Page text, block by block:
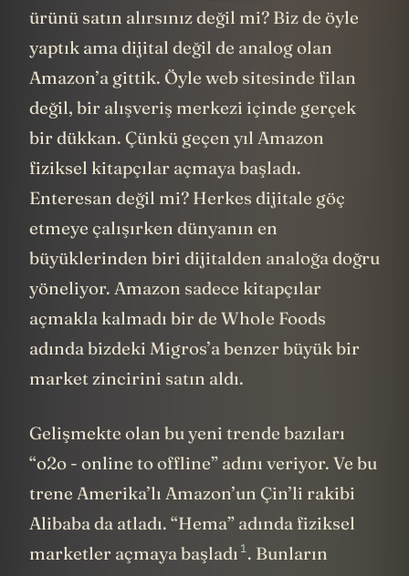
ürünü satın alırsınız değil mi? Biz de öyle
yaptık ama dijital değil de analog olan
Amazon’a gittik. Öyle web sitesinde filan
değil, bir alışveriş merkezi içinde gerçek
bir dükkan. Çünkü geçen yıl Amazon
fiziksel kitapçılar açmaya başladı.
Enteresan değil mi? Herkes dijitale göç
etmeye çalışırken dünyanın en
büyüklerinden biri dijitalden analoğa doğru
yöneliyor. Amazon sadece kitapçılar
açmakla kalmadı bir de Whole Foods
adında bizdeki Migros’a benzer büyük bir
market zincirini satın aldı.
Gelişmekte olan bu yeni trende bazıları
“o2o - online to offline” adını veriyor. Ve bu
trene Amerika’lı Amazon’un Çin’li rakibi
Alibaba da atladı. “Hema” adında fiziksel
marketler açmaya başladı 1. Bunların